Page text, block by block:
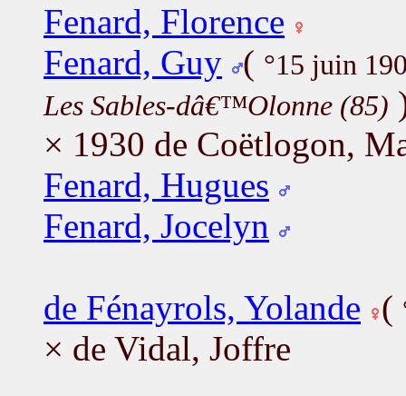
Fenard, Florence
Fenard, Guy ( °15 juin
Les Sables-dâ€™Olonne (85)
× 1930 de Coëtlogon,
Fenard, Hugues
Fenard, Jocelyn
de Fénayrols, Yolande (
× de Vidal, Joffre